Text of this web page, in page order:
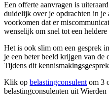
Een offerte aanvragen is
duidelijk over je opdrachten in je
voorkomen dat er
wenselijk om snel tot een
Het is ook slim om een gesprek
je een beter beeld krijgen van de
Tijdens dit
Klik op belastingconsulent om 3
belastingconsulenten uit Wierden